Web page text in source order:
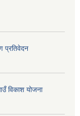
प्रतिवेदन
विकाश योजना